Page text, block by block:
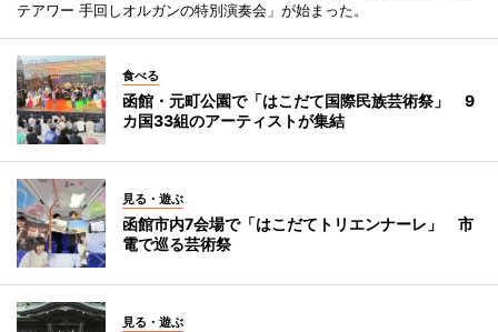
テアワー 手回しオルガンの特別演奏会」が始まった。
食べる
函館・元町公園で「はこだて国際民族芸術祭」 9
カ国33組のアーティストが集結
見る・遊ぶ
函館市内7会場で「はこだてトリエンナーレ」 市
電で巡る芸術祭
見る・遊ぶ